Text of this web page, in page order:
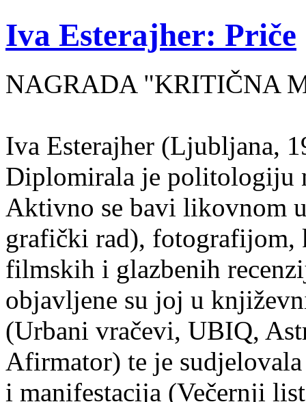
Iva Esterajher: Priče
NAGRADA "KRITIČNA
Iva Esterajher (Ljubljana,
Diplomirala je politologiju
Aktivno se bavi likovnom
grafički rad), fotografijom,
filmskih i glazbenih
objavljene su joj u
(Urbani vračevi, UBIQ,
Afirmator) te je
i manifestacija (Večernji